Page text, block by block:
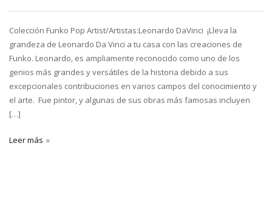
Colección Funko Pop Artist/Artistas:Leonardo DaVinci ¡Lleva la
grandeza de Leonardo Da Vinci a tu casa con las creaciones de
Funko. Leonardo, es ampliamente reconocido como uno de los
genios más grandes y versátiles de la historia debido a sus
excepcionales contribuciones en varios campos del conocimiento y
el arte. Fue pintor, y algunas de sus obras más famosas incluyen
[…]
Leer más